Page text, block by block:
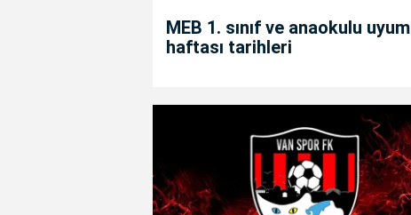
MEB 1. sınıf ve anaokulu uyum
haftası tarihleri